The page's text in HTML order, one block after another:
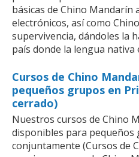
básicas de Chino Mandarín
electrónicos, así como
supervivencia, dándoles la
país donde la lengua nativa
Cursos de Chino
pequeños grupos en
cerrado)
Nuestros cursos de Chino
disponibles para pequeños
conjuntamente (Cursos de